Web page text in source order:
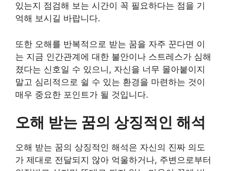
있는지 점검해 보는 시간이 꼭 필요하다는 점을 기
억해 보시길 바랍니다.
또한 오해를 반복적으로 받는 꿈을 자주 꾼다면 이
는 지금 인간관계에 대한 불안이나 스트레스가 심해
졌다는 신호일 수 있으니, 자신을 너무 몰아붙이지
말고 심리적으로 쉴 수 있는 환경을 마련하는 것이
매우 중요한 포인트가 될 것입니다.
오해 받는 꿈의 상징적인 해석
오해 받는 꿈의 상징적인 해석은 자신의 진짜 의도
가 제대로 전달되지 않아 억울하거나, 주변으로부터